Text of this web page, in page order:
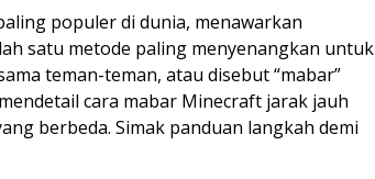
populer di dunia, menawarkan
satu metode paling menyenangkan untuk
teman-teman, atau disebut “mabar”
cara mabar Minecraft jarak jauh
berbeda. Simak panduan langkah demi